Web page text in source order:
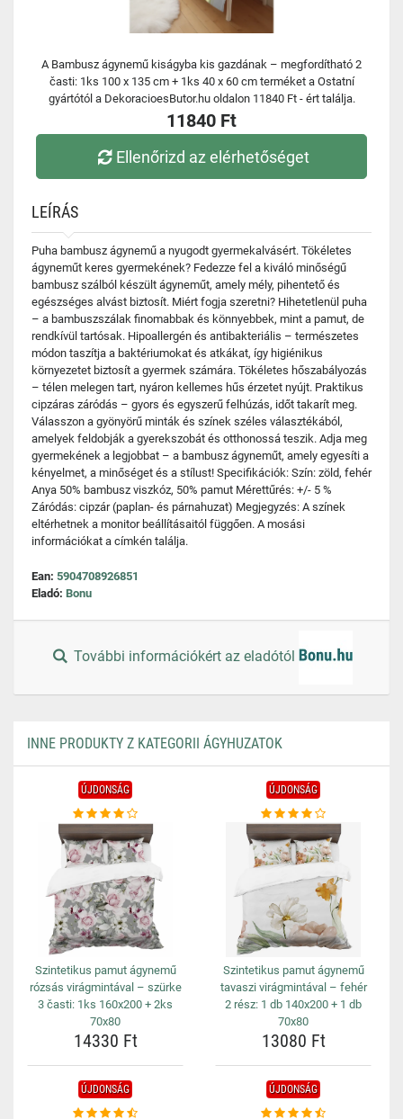
A Bambusz ágynemű kiságyba kis gazdának – megfordítható 2
časti: 1ks 100 x 135 cm + 1ks 40 x 60 cm terméket a Ostatní
gyártótól a DekoracioesButor.hu oldalon 11840 Ft - ért találja.
11840 Ft
Ellenőrizd az elérhetőséget
LEÍRÁS
Puha bambusz ágynemű a nyugodt gyermekalvásért. Tökéletes
ágyneműt keres gyermekének? Fedezze fel a kiváló minőségű
bambusz szálból készült ágyneműt, amely mély, pihentető és
egészséges alvást biztosít. Miért fogja szeretni? Hihetetlenül puha
– a bambuszszálak finomabbak és könnyebbek, mint a pamut, de
rendkívül tartósak. Hipoallergén és antibakteriális – természetes
módon taszítja a baktériumokat és atkákat, így higiénikus
környezetet biztosít a gyermek számára. Tökéletes hőszabályozás
– télen melegen tart, nyáron kellemes hűs érzetet nyújt. Praktikus
cipzáras záródás – gyors és egyszerű felhúzás, időt takarít meg.
Válasszon a gyönyörű minták és színek széles választékából,
amelyek feldobják a gyerekszobát és otthonossá teszik. Adja meg
gyermekének a legjobbat – a bambusz ágyneműt, amely egyesíti a
kényelmet, a minőséget és a stílust! Specifikációk: Szín: zöld, fehér
Anya 50% bambusz viszkóz, 50% pamut Mérettűrés: +/- 5 %
Záródás: cipzár (paplan- és párnahuzat) Megjegyzés: A színek
eltérhetnek a monitor beállításaitól függően. A mosási
információkat a címkén találja.
Ean: 5904708926851
Eladó: Bonu
További információkért az eladótól
INNE PRODUKTY Z KATEGORII ÁGYHUZATOK
ÚJDONSÁG
Szintetikus pamut ágynemű
rózsás virágmintával – szürke
3 časti: 1ks 160x200 + 2ks
70x80
14330 Ft
ÚJDONSÁG
Szintetikus pamut ágynemű
tavaszi virágmintával – fehér
2 rész: 1 db 140x200 + 1 db
70x80
13080 Ft
ÚJDONSÁG ÚJDONSÁG